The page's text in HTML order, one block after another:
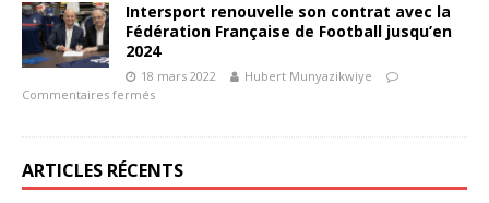
Intersport renouvelle son contrat avec la
Fédération Française de Football jusqu’en
2024
18 mars 2022
Hubert Munyazikwiye
Commentaires fermés
ARTICLES RÉCENTS